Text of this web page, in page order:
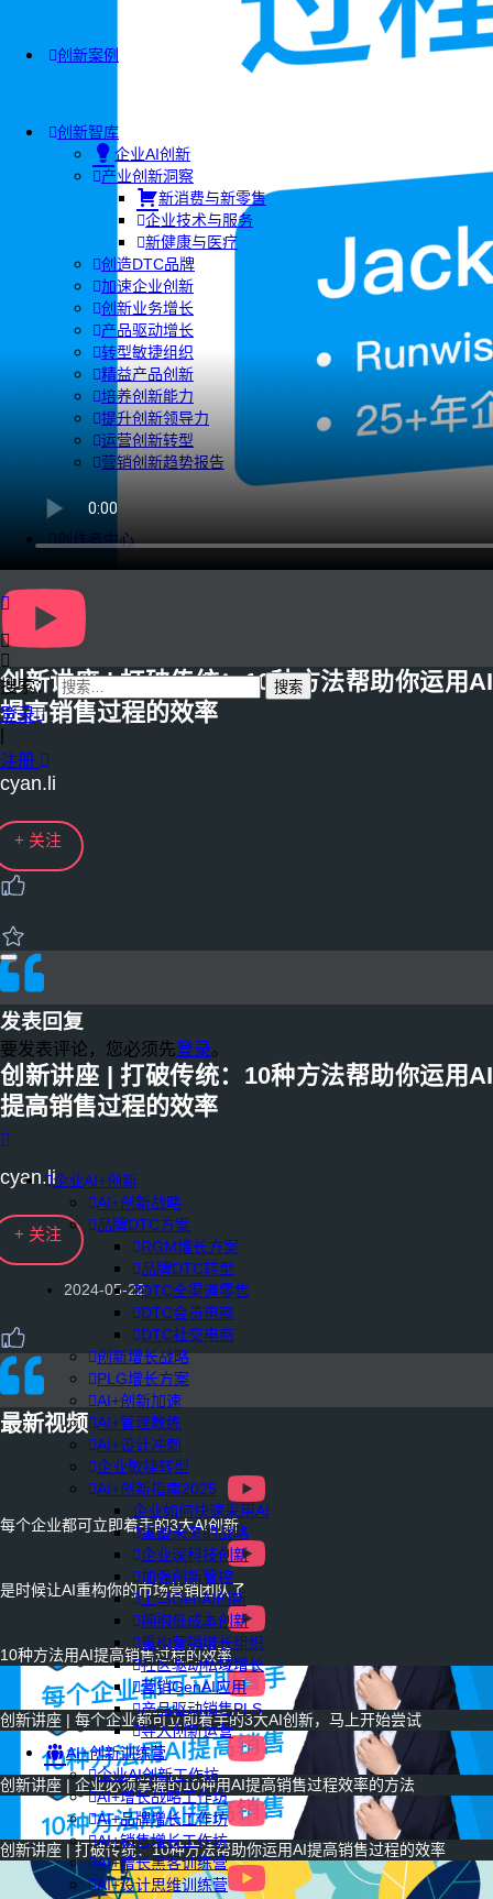
创新案例
创新智库
企业AI创新
产业创新洞察
新消费与新零售
企业技术与服务
新健康与医疗
创造DTC品牌
加速企业创新
创新业务增长
产品驱动增长
转型敏捷组织
精益产品创新
培养创新能力
提升创新领导力
运营创新转型
营销创新趋势报告
创作者中心
搜索：
登录
注册
企业AI+创新
AI+创新战略
品牌DTC方案
RGM增长方案
品牌DTC转型
DTC全渠道零售
DTC会员电商
DTC社交电商
创新增长战略
PLG增长方案
AI+创新加速
AI+管理教练
AI+设计冲刺
企业敏捷转型
AI+创新指南2025
企业如何快速采用AI
重塑未来的战略
企业深科技创新
加强创新管控
上马GenAI创新
拥抱低成本创新
重构营销增长组织
社区驱动私域增长
营销GenAI应用
产品驱动销售PLS
导入创新运营
AI+创新训练营
企业AI创新工作坊
AI+增长战略工作坊
AI+品牌增长工作坊
AI+销售增长工作坊
AI+增长黑客训练营
AI+设计思维训练营
创新讲座 | 打破传统：10种方法帮助你运用AI
提高销售过程的效率
cyan.li
+ 关注
发表回复
要发表评论，您必须先登录。
创新讲座 | 打破传统：10种方法帮助你运用AI
提高销售过程的效率
cyan.li
+ 关注
2024-05-22
最新视频
每个企业都可立即着手的3大AI创新
是时候让AI重构你的市场营销团队了
10种方法用AI提高销售过程的效率
创新讲座 | 每个企业都可立即着手的3大AI创新，马上开始尝试
创新讲座 | 企业必须掌握的10种用AI提高销售过程效率的方法
创新讲座 | 打破传统：10种方法帮助你运用AI提高销售过程的效率